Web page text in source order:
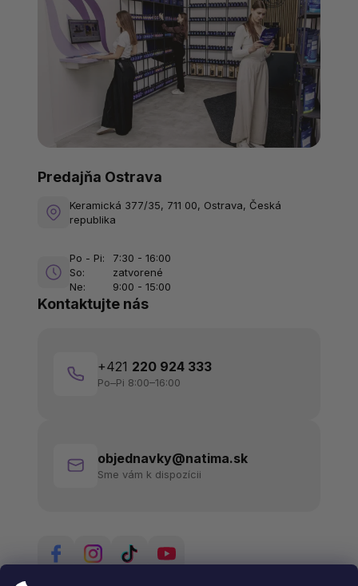
Kontaktujte nás
+421 220 924 333
Po–Pi 8:00–16:00
objednavky@natima.sk
Sme vám k dispozícii
Predajňa Ostrava
Keramická 377/35, 711 00, Ostrava, Česká
republika
Po - Pi:
7:30 - 16:00
So:
zatvorené
Ne:
9:00 - 15:00